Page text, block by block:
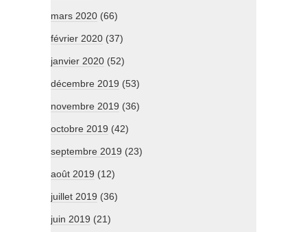
mars 2020 (66)
février 2020 (37)
janvier 2020 (52)
décembre 2019 (53)
novembre 2019 (36)
octobre 2019 (42)
septembre 2019 (23)
août 2019 (12)
juillet 2019 (36)
juin 2019 (21)